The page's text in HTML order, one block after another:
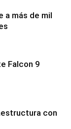
a más de mil
Falcon 9
con